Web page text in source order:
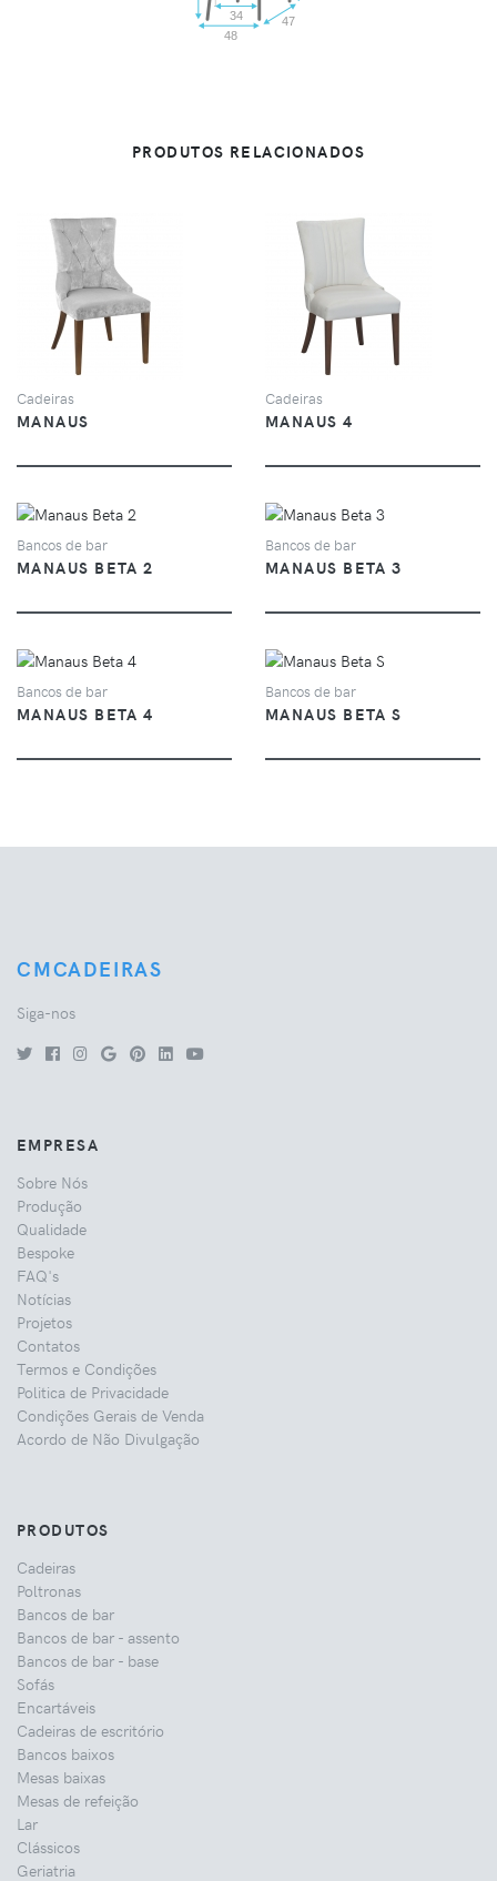
34
48
47
PRODUTOS RELACIONADOS
VER
Cadeiras
MANAUS
VER
Cadeiras
MANAUS 4
VER
Bancos de bar
MANAUS BETA 2
VER
Bancos de bar
MANAUS BETA 3
VER
Bancos de bar
MANAUS BETA 4
VER
Bancos de bar
MANAUS BETA S
CMCADEIRAS
Siga-nos
EMPRESA
Sobre Nós
Produção
Qualidade
Bespoke
FAQ's
Notícias
Projetos
Contatos
Termos e Condições
Politica de Privacidade
Condições Gerais de Venda
Acordo de Não Divulgação
PRODUTOS
Cadeiras
Poltronas
Bancos de bar
Bancos de bar - assento
Bancos de bar - base
Sofás
Encartáveis
Cadeiras de escritório
Bancos baixos
Mesas baixas
Mesas de refeição
Lar
Clássicos
Geriatria